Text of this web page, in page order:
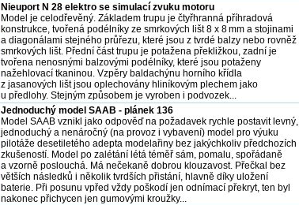
Nieuport N 28 elektro se simulací zvuku motoru
Model je celodřevěný. Základem trupu je čtyřhranná příhradová
konstrukce, tvořená podélníky ze smrkových lišt 8 x 8 mm a stojinami
a diagonálami stejného průřezu, které jsou z tvrdé balzy nebo rovněž
smrkových lišt. Přední část trupu je potažena překližkou, zadní je
tvořena nenosnými balzovými podélníky, které jsou potaženy
nažehlovací tkaninou. Vzpěry baldachýnu horního křídla
z jasanových lišt jsou oplechovány hliníkovým plechem jako
u předlohy. Stejným způsobem je vyroben i podvozek...
Jednoduchý model SAAB - plánek 136
Model SAAB vznikl jako odpověď na požadavek rychle postavit levný,
jednoduchý a nenáročný (na provoz i vybavení) model pro výuku
pilotáže desetiletého adepta modelařiny bez jakýchkoliv předchozích
zkušeností. Model po zalétání létá téměř sám, pomalu, spořádaně
a vzorně poslouchá. Má nečekaně dobrou klouzavost. Přečkal bez
větších následků i několik tvrdších přistání, hlavně díky uložení
baterie. Při posunu vpřed vždy poškodí jen odnímací překryt, ten byl
nakonec přichycen jen gumovými kroužky...